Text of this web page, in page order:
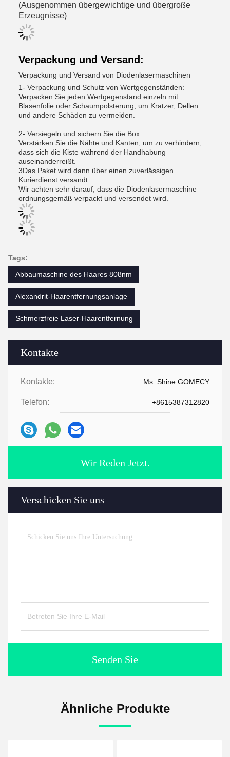
Kontakte
Kontakte: Ms. Shine GOMECY
Telefon: +8615387312820
Wir Reden Jetzt.
Verschicken Sie uns
Senden Sie
(Ausgenommen übergewichtige und übergroße
Erzeugnisse)
Verpackung und Versand:
Verpackung und Versand von Diodenlasermaschinen
1- Verpackung und Schutz von Wertgegenständen:
Verpacken Sie jeden Wertgegenstand einzeln mit
Blasenfolie oder Schaumpolsterung, um Kratzer, Dellen
und andere Schäden zu vermeiden.
2- Versiegeln und sichern Sie die Box:
Verstärken Sie die Nähte und Kanten, um zu verhindern,
dass sich die Kiste während der Handhabung
auseinanderreißt.
3Das Paket wird dann über einen zuverlässigen
Kurierdienst versandt.
Wir achten sehr darauf, dass die Diodenlasermaschine
ordnungsgemäß verpackt und versendet wird.
Tags:
Abbaumaschine des Haares 808nm
Alexandrit-Haarentfernungsanlage
Schmerzfreie Laser-Haarentfernung
Ähnliche Produkte